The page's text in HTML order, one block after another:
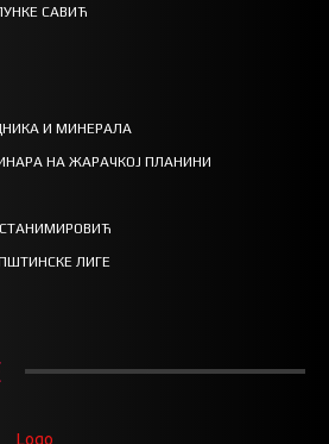
САВИЋ
И МИНЕРАЛА
НА ЖАРАЧКОЈ ПЛАНИНИ
ЛИГЕ